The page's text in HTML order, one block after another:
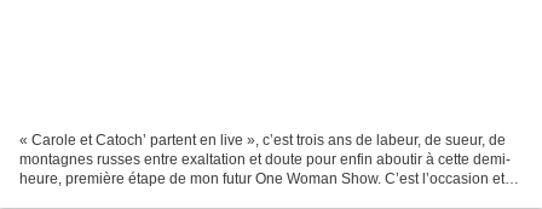
« Carole et Catoch’ partent en live », c’est trois ans de labeur, de sueur, de
montagnes russes entre exaltation et doute pour enfin aboutir à cette demi-
heure, première étape de mon futur One Woman Show. C’est l’occasion et